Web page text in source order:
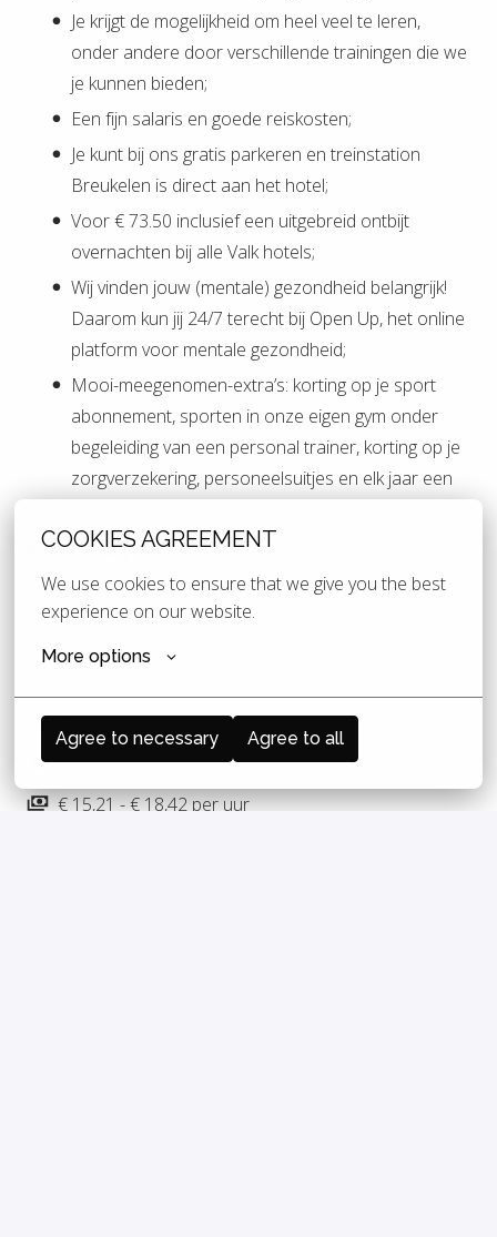
COOKIES AGREEMENT
We use cookies to ensure that we give you the best
experience on our website.
More options
Agree to necessary Agree to all
Je krijgt de mogelijkheid om heel veel te leren,
onder andere door verschillende trainingen die we
je kunnen bieden;
Een fijn salaris en goede reiskosten;
Je kunt bij ons gratis parkeren en treinstation
Breukelen is direct aan het hotel;
Voor € 73.50 inclusief een uitgebreid ontbijt
overnachten bij alle Valk hotels;
Wij vinden jouw (mentale) gezondheid belangrijk!
Daarom kun jij 24/7 terecht bij Open Up, het online
platform voor mentale gezondheid;
Mooi-meegenomen-extra’s: korting op je sport
abonnement, sporten in onze eigen gym onder
begeleiding van een personal trainer, korting op je
zorgverzekering, personeelsuitjes en elk jaar een
Aan de slag bij ons?
Ben jij klaar om jouw passie voor koken in de praktijk te
brengen? Stuur dan je sollicitatie met motivatie en CV!
Op locatie
Breukelen,Utrecht,Nederland
€ 15,21 - € 18,42 per uur